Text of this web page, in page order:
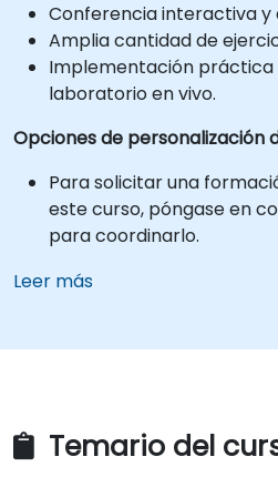
Conferencia interactiva y
Amplia cantidad de
Implementación práctica
laboratorio en vivo.
Opciones de personalización
Para solicitar una
este curso, póngase en
para coordinarlo.
Leer más
Temario del